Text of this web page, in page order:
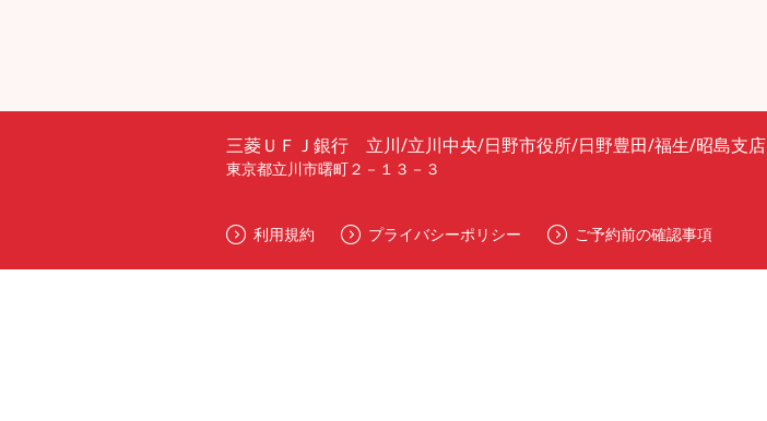
三菱ＵＦＪ銀行 立川/立川中央/日野市役所/日野豊田/福生/昭島支店
東京都立川市曙町２－１３－３
利用規約 プライバシーポリシー ご予約前の確認事項